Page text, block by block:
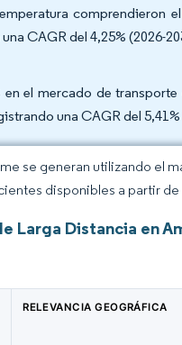
comprendieron
CAGR del 4,25% (2026-
el mercado de
una CAGR del 5,41%
se generan utilizando el
disponibles a partir de
Larga Distancia en
RELEVANCIA GEOGRÁFICA